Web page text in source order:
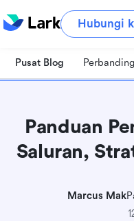
Hubungi
Pusat Blog
Panduan
Saluran,
Marcus Mak